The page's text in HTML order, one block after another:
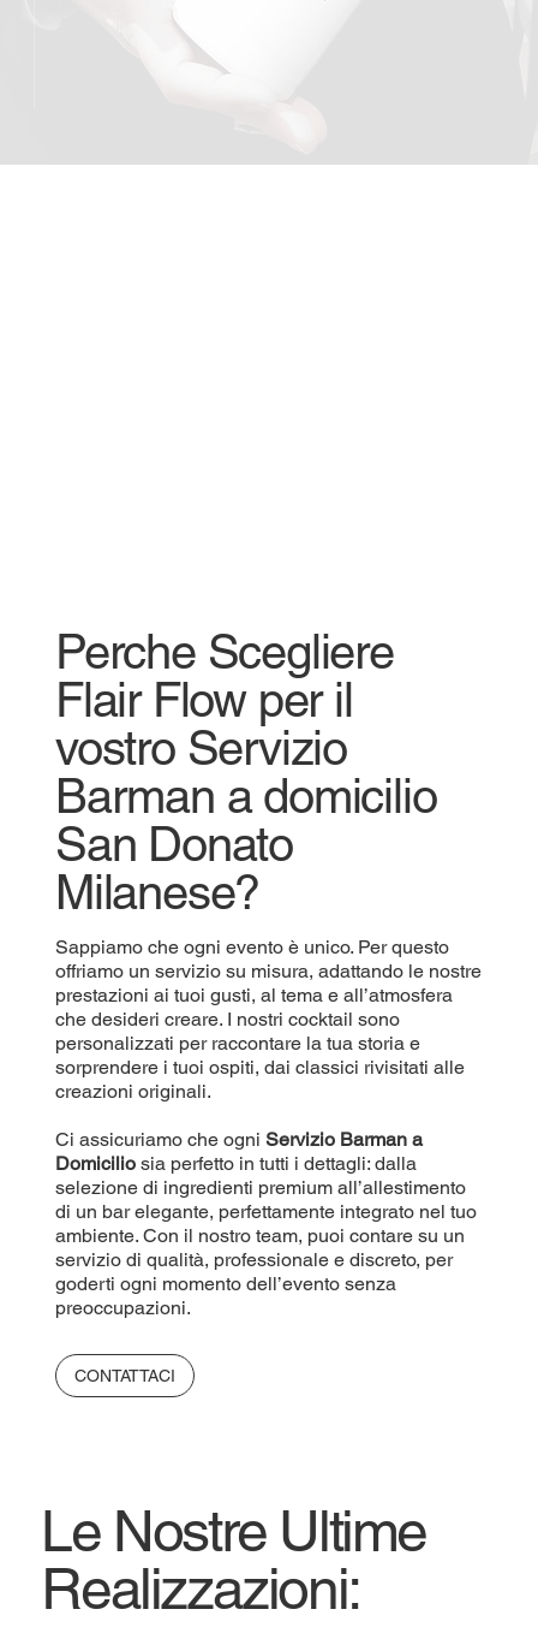
Perche Scegliere
Flair Flow per il
vostro Servizio
Barman a domicilio
San Donato
Milanese?
Sappiamo che ogni evento è unico. Per questo
offriamo un servizio su misura, adattando le nostre
prestazioni ai tuoi gusti, al tema e all’atmosfera
che desideri creare. I nostri cocktail sono
personalizzati per raccontare la tua storia e
sorprendere i tuoi ospiti, dai classici rivisitati alle
creazioni originali.
Ci assicuriamo che ogni Servizio Barman a
Domiciliosia perfetto in tutti i dettagli: dalla
selezione di ingredienti premium all’allestimento
di un bar elegante, perfettamente integrato nel tuo
ambiente. Con il nostro team, puoi contare su un
servizio di qualità, professionale e discreto, per
goderti ogni momento dell’evento senza
preoccupazioni.
CONTATTACI
Le Nostre Ultime
Realizzazioni: